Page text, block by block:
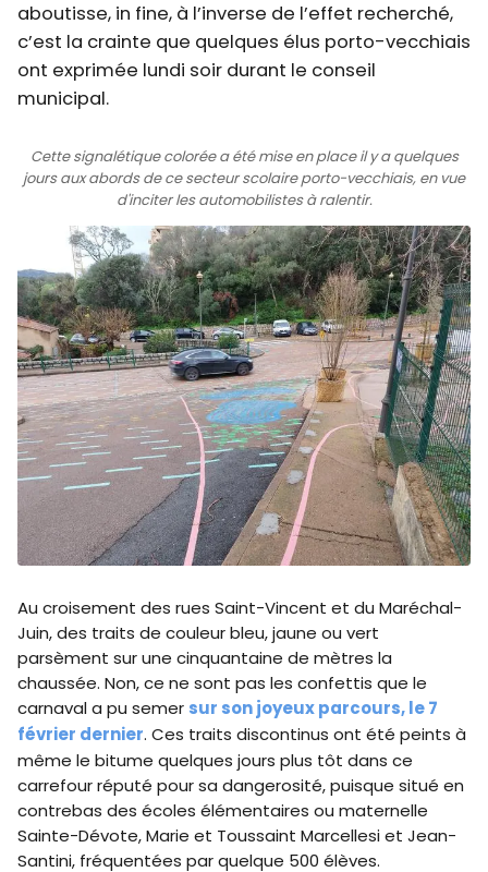
aboutisse, in fine, à l’inverse de l’effet recherché,
c’est la crainte que quelques élus porto-vecchiais
ont exprimée lundi soir durant le conseil
municipal.
Cette signalétique colorée a été mise en place il y a quelques
jours aux abords de ce secteur scolaire porto-vecchiais, en vue
d'inciter les automobilistes à ralentir.
Au croisement des rues Saint-Vincent et du Maréchal-
Juin, des traits de couleur bleu, jaune ou vert
parsèment sur une cinquantaine de mètres la
chaussée. Non, ce ne sont pas les confettis que le
carnaval a pu semer sur son joyeux parcours, le 7
février dernier. Ces traits discontinus ont été peints à
même le bitume quelques jours plus tôt dans ce
carrefour réputé pour sa dangerosité, puisque situé en
contrebas des écoles élémentaires ou maternelle
Sainte-Dévote, Marie et Toussaint Marcellesi et Jean-
Santini, fréquentées par quelque 500 élèves.